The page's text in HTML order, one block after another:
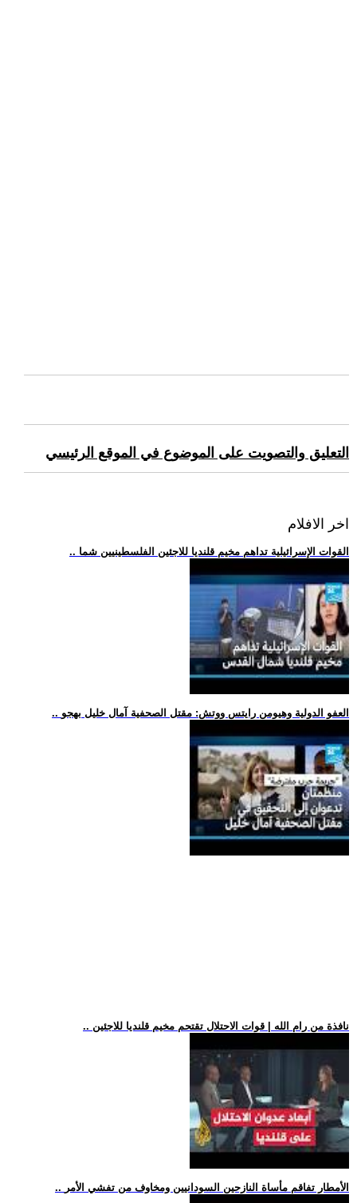
التعليق والتصويت على الموضوع في الموقع الرئيسي
اخر الافلام
.. القوات الإسرائيلية تداهم مخيم قلنديا للاجئين الفلسطينيين شما
.. العفو الدولية وهيومن رايتس ووتش: مقتل الصحفية آمال خليل بهجو
.. نافذة من رام الله | قوات الاحتلال تقتحم مخيم قلنديا للاجئين
.. الأمطار تفاقم مأساة النازحين السودانيين ومخاوف من تفشي الأمر